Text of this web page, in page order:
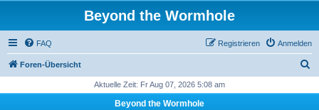
Beyond the Wormhole
FAQ Anmelden
Registrieren
Foren-Übersicht
Aktuelle Zeit: Fr Aug 07, 2026 5:08 am
Beyond the Wormhole